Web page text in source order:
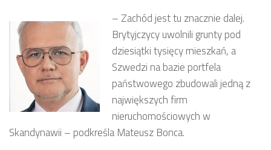
– Zachód jest tu znacznie dalej.
Brytyjczycy uwolnili grunty pod
dziesiątki tysięcy mieszkań, a
Szwedzi na bazie portfela
państwowego zbudowali jedną z
największych firm
nieruchomościowych w
Skandynawii – podkreśla Mateusz Bonca.